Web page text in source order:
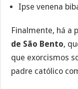
Ipse venena
Finalmente, há a
de São Bento,
que exorcismos
padre católico